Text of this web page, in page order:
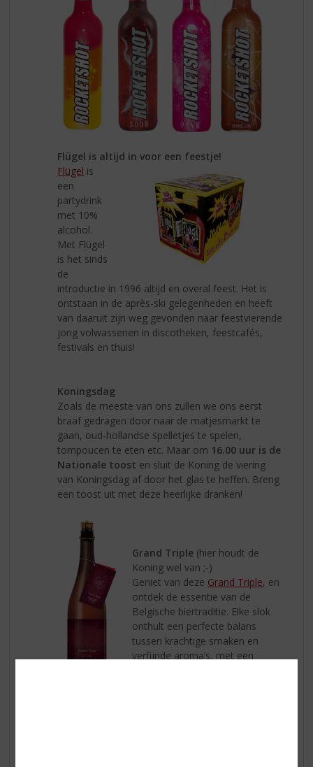
Flügel is altijd in voor een feestje!
Flügel is
een
partydrink
met 10%
alcohol.
Met Flügel
is het sinds
de
introductie in 1996 altijd en overal feest. Het is
ontstaan in de après-ski gelegenheden en heeft
van daaruit zijn weg gevonden naar feestvierende
jong volwassenen in discotheken, feestcafés,
festivals en thuis!
Koningsdag
Zoals de meeste van ons zullen we ons eerst
braaf gedragen door naar de matjesmarkt te
gaan, oud-hollandse spelletjes te spelen,
tompoucen te eten etc. Maar om 16.00 uur is de
Nationale toost en sluit de Koning de viering
van Koningsdag af door het glas te heffen. Breng
een toost uit met deze heerlijke dranken!
Grand Triple (hier houdt de
Koning wel van ;-)
Geniet van deze Grand Triple, en
ontdek de essentie van de
Belgische biertraditie. Elke slok
onthult een perfecte balans
tussen krachtige smaken en
verfijnde aroma’s, met een